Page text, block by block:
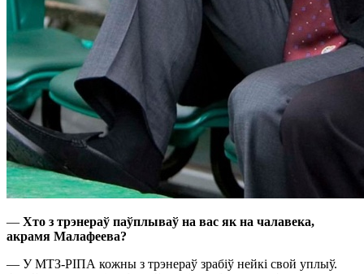
— Хто з трэнераў паўплываў на вас як на чалавека,
акрамя Малафеева?
— У МТЗ-РІПА кожны з трэнераў зрабіў нейкі свой уплыў.